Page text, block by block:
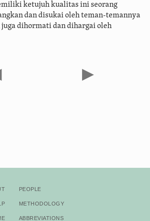
ketujuh kualitas ini seorang
dan disukai oleh teman-temannya
dihormati dan dihargai oleh
▶
People
Methodology
Abbreviations